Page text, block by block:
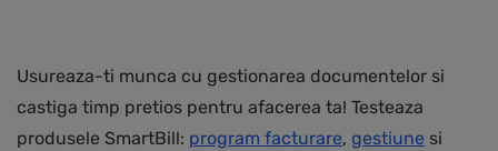
Usureaza-ti munca cu gestionarea documentelor si
castiga timp pretios pentru afacerea ta! Testeaza
produsele SmartBill: program facturare, gestiune si